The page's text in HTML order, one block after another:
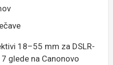
18–55 mm za DSLR-
glede na Canonovo